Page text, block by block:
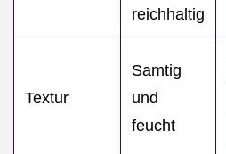
reichhaltig
Textur
Samtig
und
feucht